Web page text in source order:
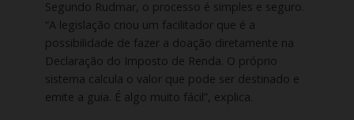
Segundo Rudmar, o processo é simples e seguro.
“A legislação criou um facilitador que é a
possibilidade de fazer a doação diretamente na
Declaração do Imposto de Renda. O próprio
sistema calcula o valor que pode ser destinado e
emite a guia. É algo muito fácil”, explica.